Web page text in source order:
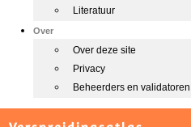
Literatuur
Over
Over deze site
Privacy
Beheerders en validatoren